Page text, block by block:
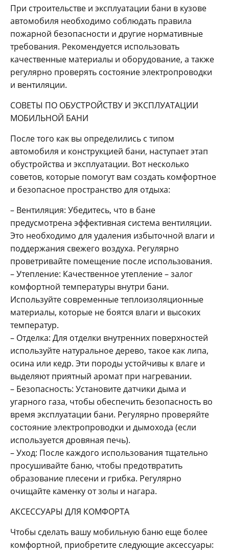
При строительстве и эксплуатации бани в кузове
автомобиля необходимо соблюдать правила
пожарной безопасности и другие нормативные
требования. Рекомендуется использовать
качественные материалы и оборудование, а также
регулярно проверять состояние электропроводки
и вентиляции.
СОВЕТЫ ПО ОБУСТРОЙСТВУ И ЭКСПЛУАТАЦИИ
МОБИЛЬНОЙ БАНИ
После того как вы определились с типом
автомобиля и конструкцией бани, наступает этап
обустройства и эксплуатации. Вот несколько
советов, которые помогут вам создать комфортное
и безопасное пространство для отдыха:
– Вентиляция: Убедитесь, что в бане
предусмотрена эффективная система вентиляции.
Это необходимо для удаления избыточной влаги и
поддержания свежего воздуха. Регулярно
проветривайте помещение после использования.
– Утепление: Качественное утепление – залог
комфортной температуры внутри бани.
Используйте современные теплоизоляционные
материалы, которые не боятся влаги и высоких
температур.
– Отделка: Для отделки внутренних поверхностей
используйте натуральное дерево, такое как липа,
осина или кедр. Эти породы устойчивы к влаге и
выделяют приятный аромат при нагревании.
– Безопасность: Установите датчики дыма и
угарного газа, чтобы обеспечить безопасность во
время эксплуатации бани. Регулярно проверяйте
состояние электропроводки и дымохода (если
используется дровяная печь).
– Уход: После каждого использования тщательно
просушивайте баню, чтобы предотвратить
образование плесени и грибка. Регулярно
очищайте каменку от золы и нагара.
АКСЕССУАРЫ ДЛЯ КОМФОРТА
Чтобы сделать вашу мобильную баню еще более
комфортной, приобретите следующие аксессуары: